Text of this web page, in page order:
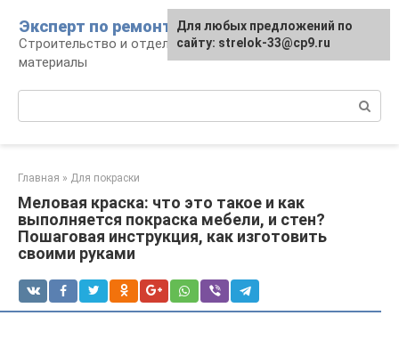
контенту
Эксперт по ремонту
Строительство и отделка: работы и
материалы
Главная » Для покраски
Меловая краска: что это такое и как
выполняется покраска мебели, и стен?
Пошаговая инструкция, как изготовить
своими руками
Для любых предложений по
сайту: strelok-33@cp9.ru
Для любых предложений по
сайту: strelok-33@cp9.ru